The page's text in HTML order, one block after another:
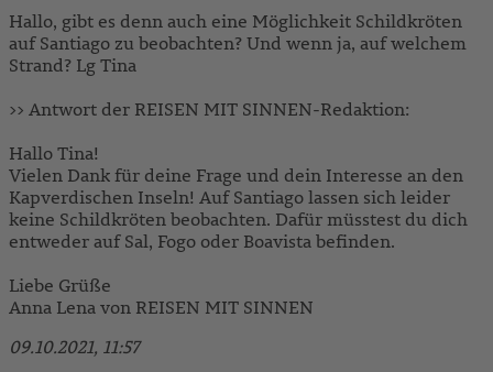
Hallo, gibt es denn auch eine Möglichkeit Schildkröten
auf Santiago zu beobachten? Und wenn ja, auf welchem
Strand? Lg Tina
>> Antwort der REISEN MIT SINNEN-Redaktion:
Hallo Tina!
Vielen Dank für deine Frage und dein Interesse an den
Kapverdischen Inseln! Auf Santiago lassen sich leider
keine Schildkröten beobachten. Dafür müsstest du dich
entweder auf Sal, Fogo oder Boavista befinden.
Liebe Grüße
Anna Lena von REISEN MIT SINNEN
09.10.2021, 11:57